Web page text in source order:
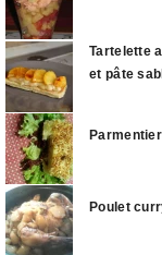
Tartelette
et pâte
Poulet